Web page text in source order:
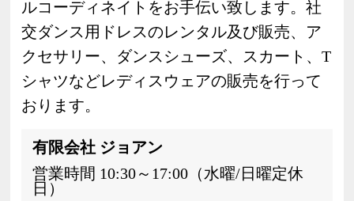
ルコーディネイトをお手伝い致します。社
交ダンス用ドレスのレンタル及び販売、ア
クセサリー、ダンスシューズ、スカート、T
シャツなどレディスウェアの販売を行って
おります。
有限会社 ジョアン
営業時間 10:30～17:00（水曜/日曜定休
日）